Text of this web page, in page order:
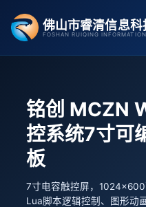
容
佛山市睿清信息科
FOSHAN RUIQING
铭创 MCZN
控系统7寸可
板
7寸电容触控屏，1024×600
Lua脚本逻辑控制、图形动